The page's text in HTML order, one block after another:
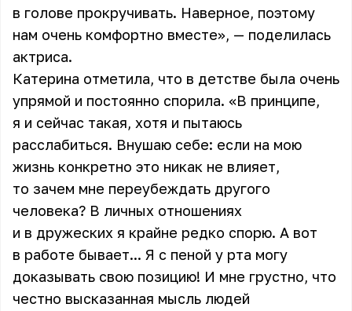
в голове прокручивать. Наверное, поэтому
нам очень комфортно вместе», — поделилась
актриса.
Катерина отметила, что в детстве была очень
упрямой и постоянно спорила. «В принципе,
я и сейчас такая, хотя и пытаюсь
расслабиться. Внушаю себе: если на мою
жизнь конкретно это никак не влияет,
то зачем мне переубеждать другого
человека? В личных отношениях
и в дружеских я крайне редко спорю. А вот
в работе бывает... Я с пеной у рта могу
доказывать свою позицию! И мне грустно, что
честно высказанная мысль людей